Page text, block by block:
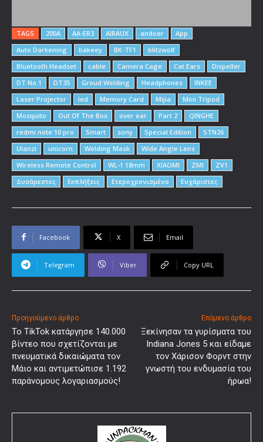
TAGS 200A AA-ER3 AIRAUX andoer
App
Auto Darkening
bakeey BK-TF1
blitzwolf
Bluetooth Headset
cable Camera Cage Cat Ears
Dispeller
DT No.1
DT35 Groud Welding Headphones
INKEE
Laser Projector
led Memory Card Mijia
Mini Tripod
Mosquito
Out Of The Box over ear Part 2
QINGHE
redmi note 10 pro
Smart sony Special Edition
STN26
Ulanzi
unicorn Welding Mask
Wide Angle Lens
Wireless Remote Control
WL-1 18mm XIAOMI ZMI
ZV1
Δυσάρεστες
Εκπλήξεις Ετεροχρονισμένο Ευχάριστες
Facebook X Email
Telegram Viber Copy URL
Προηγούμενο άρθρο
Το TikTok κατάργησε 140.000
βίντεο που σχετίζονται με
πνευματικά δικαιώματα τον
Μάιο και αντιμετώπισε 1.192
παράνομους λογαριασμούς!
Επόμενο άρθρο
Ξεκίνησαν τα γυρίσματα του
Indiana Jones 5 και είδαμε
τον Χάρισον Φορντ στην
γνωστή του ενδυμασία του
ήρωα!